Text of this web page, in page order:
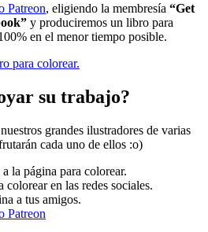
Patreon, eligiendo la membresía “Get
y produciremos un libro para
en el menor tiempo posible.
para colorear.
su trabajo?
grandes ilustradores de varias
cada uno de ellos :o)
la página para colorear.
en las redes sociales.
a tus amigos.
Patreon